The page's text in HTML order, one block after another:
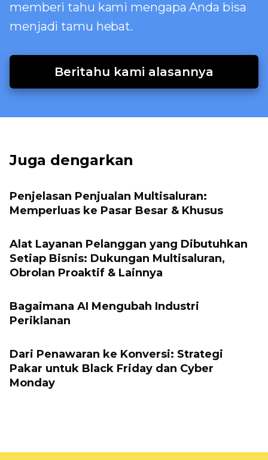
memberi tahu kami mengapa Anda bisa
menjadi tamu hebat.
Beritahu kami alasannya
Juga dengarkan
Penjelasan Penjualan Multisaluran:
Memperluas ke Pasar Besar & Khusus
Alat Layanan Pelanggan yang Dibutuhkan
Setiap Bisnis: Dukungan Multisaluran,
Obrolan Proaktif & Lainnya
Bagaimana AI Mengubah Industri
Periklanan
Dari Penawaran ke Konversi: Strategi
Pakar untuk Black Friday dan Cyber ​​
Monday